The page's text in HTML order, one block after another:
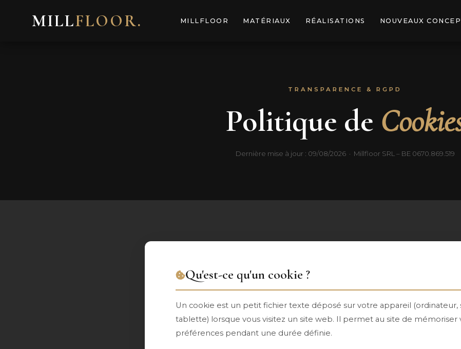
MILLFLOOR. MILLFLOOR MATÉRIAUX RÉALISATIONS NOUVEAUX
TRANSPARENCE & RGPD
Politique de
Dernière mise à jour : 09/08/2026 · Millfloor SRL – BE 0670.869.519
Qu'est-ce qu'un cookie ?
Un cookie est un petit fichier texte déposé sur votre appareil (ordinateur,
tablette) lorsque vous visitez un site web. Il permet au site de mémoriser
préférences pendant une durée définie.